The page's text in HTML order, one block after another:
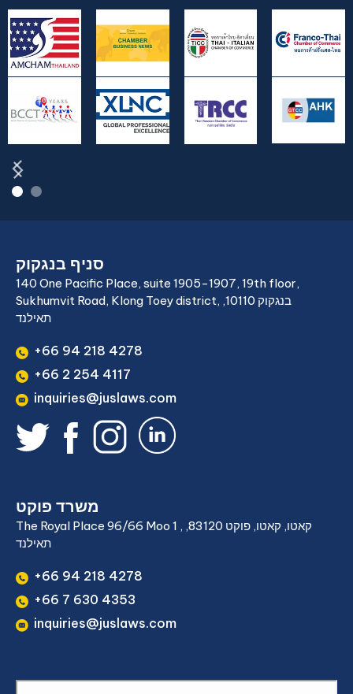
סניף בנגקוק
140 One Pacific Place, suite 1905-1907, 19th floor,
Sukhumvit Road, Klong Toey district, בנגקוק 10110,
תאילנד
+66 94 218 4278
+66 2 254 4117
inquiries@juslaws.com
משרד פוקט
The Royal Place 96/66 Moo 1 , קאטו, קאטו, פוקט 83120,
תאילנד
+66 94 218 4278
+66 7 630 4353
inquiries@juslaws.com